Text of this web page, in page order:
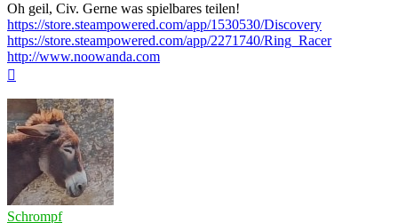
Oh geil, Civ. Gerne was spielbares teilen!
https://store.steampowered.com/app/1530530/Discovery
https://store.steampowered.com/app/2271740/Ring_Racer
http://www.noowanda.com
Schrompf